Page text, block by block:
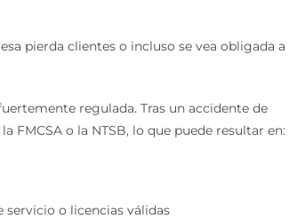
pierda clientes o incluso se vea obligada a
regulada. Tras un accidente de
o la NTSB, lo que puede resultar en:
servicio o licencias válidas